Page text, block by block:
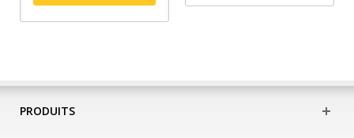
PRODUITS